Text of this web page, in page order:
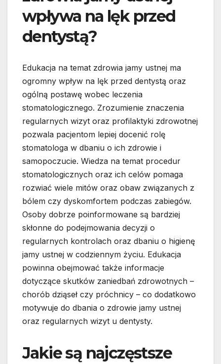
wpływa na lęk przed
dentystą?
Edukacja na temat zdrowia jamy ustnej ma
ogromny wpływ na lęk przed dentystą oraz
ogólną postawę wobec leczenia
stomatologicznego. Zrozumienie znaczenia
regularnych wizyt oraz profilaktyki zdrowotnej
pozwala pacjentom lepiej docenić rolę
stomatologa w dbaniu o ich zdrowie i
samopoczucie. Wiedza na temat procedur
stomatologicznych oraz ich celów pomaga
rozwiać wiele mitów oraz obaw związanych z
bólem czy dyskomfortem podczas zabiegów.
Osoby dobrze poinformowane są bardziej
skłonne do podejmowania decyzji o
regularnych kontrolach oraz dbaniu o higienę
jamy ustnej w codziennym życiu. Edukacja
powinna obejmować także informacje
dotyczące skutków zaniedbań zdrowotnych –
chorób dziąseł czy próchnicy – co dodatkowo
motywuje do dbania o zdrowie jamy ustnej
oraz regularnych wizyt u dentysty.
Jakie są najczęstsze